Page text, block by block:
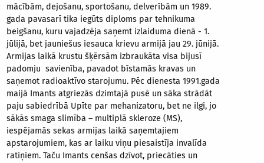
mācībām, dejošanu, sportošanu, delverībām un 1989.
gada pavasarī tika iegūts diploms par tehnikuma
beigšanu, kuru vajadzēja saņemt izlaiduma dienā - 1.
jūlijā, bet jauniešus iesauca krievu armijā jau 29. jūnijā.
Armijas laikā krustu šķērsām izbraukāta visa bijusī
padomju savienība, pavadot bīstamās kravas un
saņemot radioaktīvo starojumu. Pēc dienesta 1991.gada
maijā Imants atgriezās dzimtajā pusē un sāka strādāt
paju sabiedrībā Upīte par mehanizatoru, bet ne ilgi, jo
sākās smaga slimība – multiplā skleroze (MS),
iespējamās sekas armijas laikā saņemtajiem
apstarojumiem, kas ar laiku viņu piesaistīja invalīda
ratiņiem. Taču Imants cenšas dzīvot, priecāties un